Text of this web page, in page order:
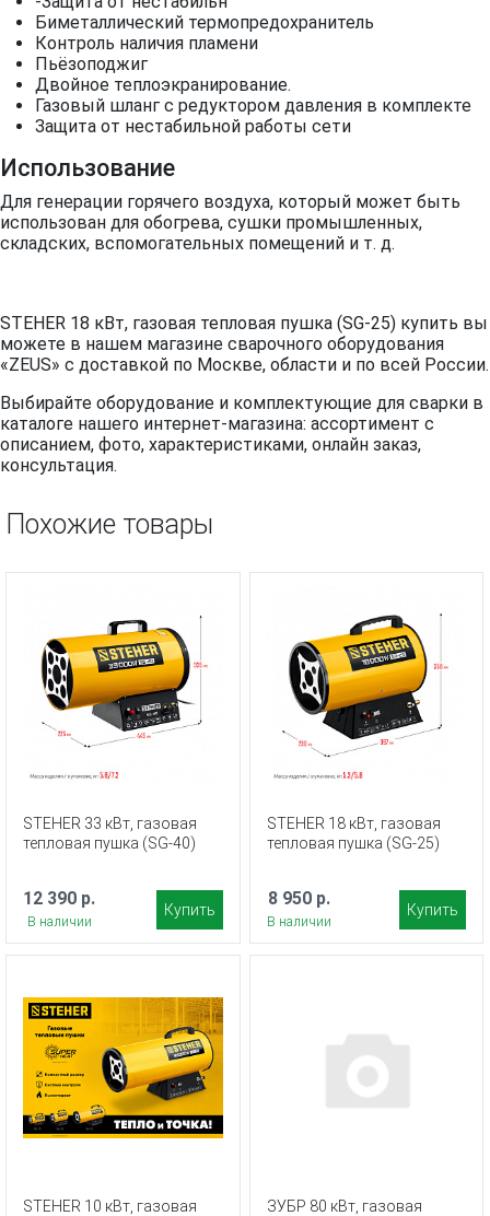
Биметаллический термопредохранитель
Контроль наличия пламени
Пьёзоподжиг
Двойное теплоэкранирование.
Газовый шланг с редуктором давления в комплекте
Защита от нестабильной работы сети
Использование
Для генерации горячего воздуха, который может быть
использован для обогрева, сушки промышленных,
складских, вспомогательных помещений и т. д.
STEHER 18 кВт, газовая тепловая пушка (SG-25) купить вы
можете в нашем магазине сварочного оборудования
«ZEUS» с доставкой по Москве, области и по всей России.
Выбирайте оборудование и комплектующие для сварки в
каталоге нашего интернет-магазина: ассортимент с
описанием, фото, характеристиками, онлайн заказ,
консультация.
Похожие товары
STEHER 33 кВт, газовая
тепловая пушка (SG-40)
12 390 р.
В наличии
Купить
STEHER 18 кВт, газовая
тепловая пушка (SG-25)
8 950 р.
В наличии
Купить
STEHER 10 кВт, газовая
ЗУБР 80 кВт, газовая